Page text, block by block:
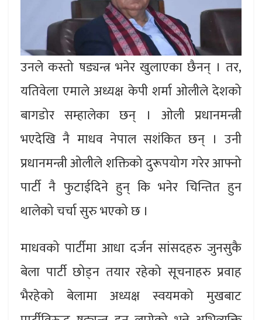
उनले कस्तो षड्यन्त्र भनेर खुलाएका छैनन् । तर,
यतिवेला एमाले अध्यक्ष केपी शर्मा ओलीले देशको
बागडोर सम्हालेका छन् । ओली प्रधानमन्त्री
भएदेखि नै माधव नेपाल सशंकित छन् । उनी
प्रधानमन्त्री ओलीले शक्तिको दुरूपयोग गरेर आफ्नो
पार्टी नै फुटाईदिने हुन् कि भनेर चिन्तित हुन
थालेको चर्चा सुरु भएको छ ।
माधवको पार्टीमा आधा दर्जन सांसदहरु जुनसुकै
बेला पार्टी छोड्न तयार रहेको सूचनाहरु प्रवाह
भैरहेको बेलामा अध्यक्ष स्वयमको मुखबाट